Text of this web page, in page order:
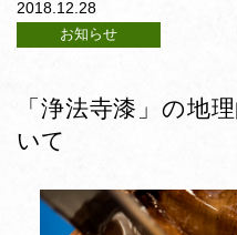
2018.12.28
お知らせ
「浄法寺漆」の地
いて